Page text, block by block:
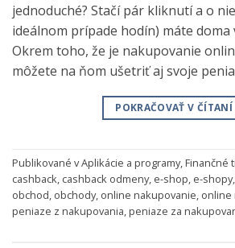
jednoduché? Stačí pár kliknutí a o
ideálnom prípade hodín) máte doma
Okrem toho, že je nakupovanie
môžete na ňom ušetriť aj svoje
POKRAČOVAŤ V ČÍTANÍ
Publikované vAplikácie a programy,Finančné
cashback, cashback odmeny, e-shop, e-shopy,
obchod, obchody, online nakupovanie, online
peniaze z nakupovania,peniaze za